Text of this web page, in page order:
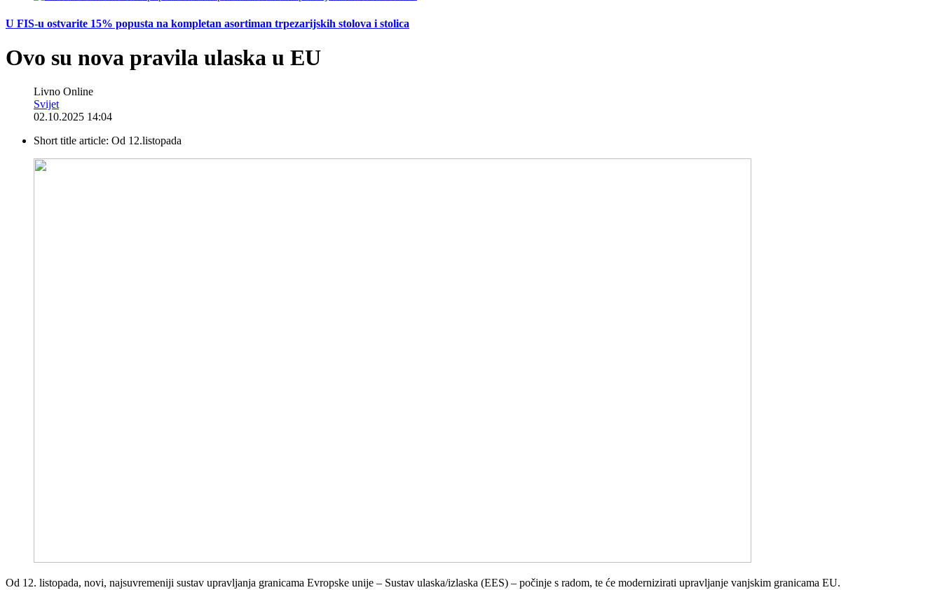
U FIS-u ostvarite 15% popusta na kompletan asortiman trpezarijskih stolova i stolica
Ovo su nova pravila ulaska u EU
Livno Online
Svijet
02.10.2025 14:04
Short title article: Od 12.listopada
Od 12. listopada, novi, najsuvremeniji sustav upravljanja granicama Evropske unije – Sustav ulaska/izlaska (EES) – počinje s radom, te će modernizirati upravljanje vanjskim granicama EU.